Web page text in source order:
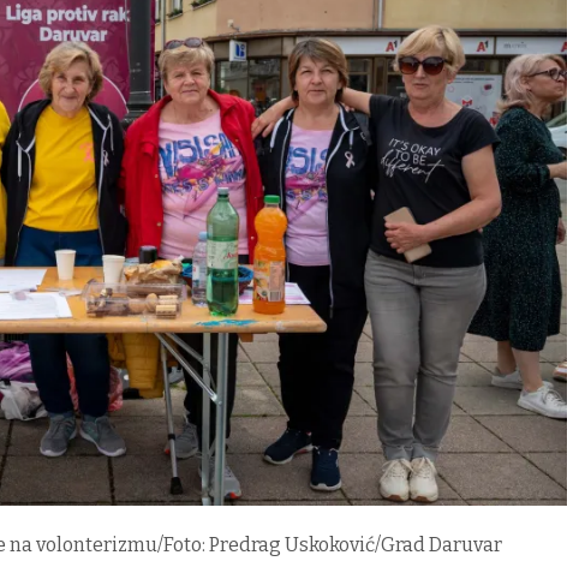
na volonterizmu/Foto: Predrag Uskoković/Grad Daruvar